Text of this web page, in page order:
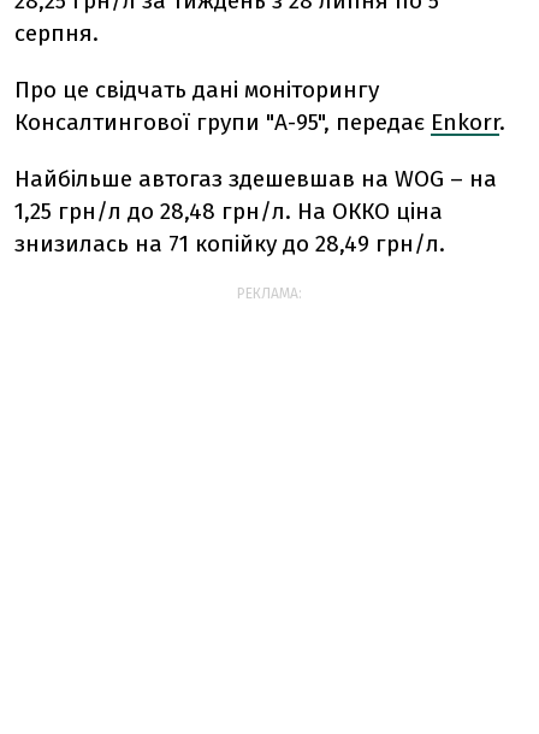
серпня.
Про це свідчать дані моніторингу
Консалтингової групи "А-95", передає Enkorr.
Найбільше автогаз здешевшав на WOG – на
1,25 грн/л до 28,48 грн/л. На ОККО ціна
знизилась на 71 копійку до 28,49 грн/л.
РЕКЛАМА: